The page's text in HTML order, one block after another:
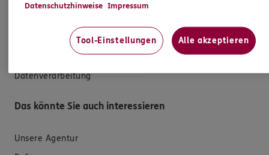
Erstkontaktinformationen
EU-Offenlegungsvereinbarung
Datenverarbeitung
Das könnte Sie auch interessieren
Unsere Agentur
Datenschutzhinweise Impressum
Tool-Einstellungen Alle akzeptieren